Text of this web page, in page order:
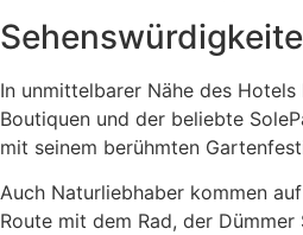
In unmittelbarer Nähe des
Boutiquen und der beliebte
mit seinem berühmten
Auch Naturliebhaber kommen
Route mit dem Rad, der